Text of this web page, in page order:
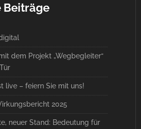
Beiträge
dem Projekt „Wegbegleiter“
live – feiern Sie mit uns!
2025
neuer Stand: Bedeutung für